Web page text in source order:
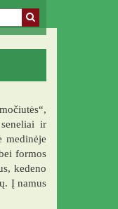
ir
medinėje
formos
kedeno
Į namus